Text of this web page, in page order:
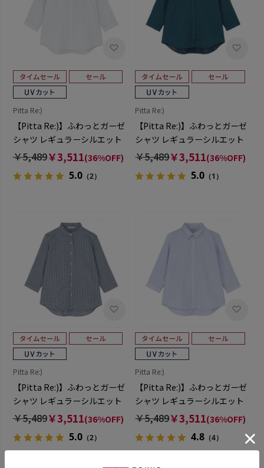
Pitta Re:)
【Pitta Re:)】ふわっとガーゼ
シャツ レギュラーシルエット
七分袖 綿100% レディース カ
ジュアルシャツ
￥5,489￥3,511(36%OFF)
5.0（2）
Pitta Re:)
【Pitta Re:)】ふわっとガーゼ
シャツ レギュラーシルエット
七分袖 綿100% レディース カ
ジュアルシャツ
￥5,489￥3,511(36%OFF)
5.0 （1）
Pitta Re:)
【Pitta Re:)】ふわっとガーゼ
シャツ レギュラーシルエット
七分袖 綿100% レディース カ
ジュアルシャツ
￥5,489￥3,511(36%OFF)
5.0（2）
Pitta Re:)
【Pitta Re:)】ふわっとガーゼ
シャツ レギュラーシルエット
七分袖 綿100% レディース カ
ジュアルシャツ
￥5,489￥3,511(36%OFF)
4.8 （4）